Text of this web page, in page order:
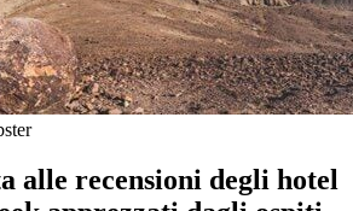
alle recensioni degli hotel